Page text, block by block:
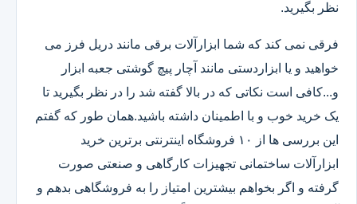
نظر بگیرید.
فرقی نمی کند که شما ابزارآلات برقی مانند دریل فرز می
خواهید و یا ابزاردستی مانند آچار پیچ گوشتی جعبه ابزار
و...کافی است نکاتی که در بالا گفته شد را در نظر بگیرید تا
یک خرید خوب و با اطمینان داشته باشید.همان طور که گفتم
این بررسی ها از ۱۰ فروشگاه اینترنتی برترین خرید
ابزارآلات ساختمانی تجهیزات کارگاهی و صنعتی صورت
گرفته و اگر بخواهم بیشترین امتیاز را به فروشگاهی بدهم و